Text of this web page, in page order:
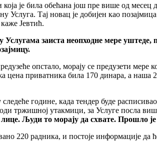
jе била обећана jош пре више од месец
Услуга. Таj новац jе добиjен као
Јевтић.
Услугама заиста неопходне мере уштеде,
опстало, мораjу се предузети мере
цена приватника била 170 динара, а наша
године, када тендер буде
тржишноj утакмици, за Услуге посла
Људи то мораjу да схвате. Прошло
220 радника, и постоjе информациjе